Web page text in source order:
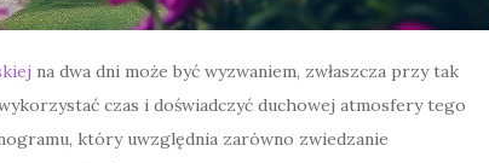
na dwa dni może być wyzwaniem, zwłaszcza przy tak
czas i doświadczyć duchowej atmosfery tego
który uwzględnia zarówno zwiedzanie